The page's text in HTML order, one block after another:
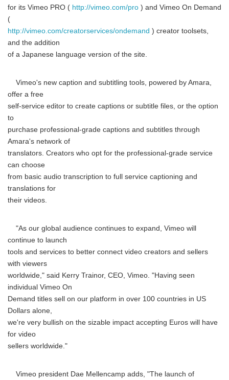
for its Vimeo PRO ( http://vimeo.com/pro ) and Vimeo On Demand
(
http://vimeo.com/creatorservices/ondemand ) creator toolsets,
and the addition
of a Japanese language version of the site.
Vimeo's new caption and subtitling tools, powered by Amara,
offer a free
self-service editor to create captions or subtitle files, or the option
to
purchase professional-grade captions and subtitles through
Amara's network of
translators. Creators who opt for the professional-grade service
can choose
from basic audio transcription to full service captioning and
translations for
their videos.
"As our global audience continues to expand, Vimeo will
continue to launch
tools and services to better connect video creators and sellers
with viewers
worldwide," said Kerry Trainor, CEO, Vimeo. "Having seen
individual Vimeo On
Demand titles sell on our platform in over 100 countries in US
Dollars alone,
we're very bullish on the sizable impact accepting Euros will have
for video
sellers worldwide."
Vimeo president Dae Mellencamp adds, "The launch of